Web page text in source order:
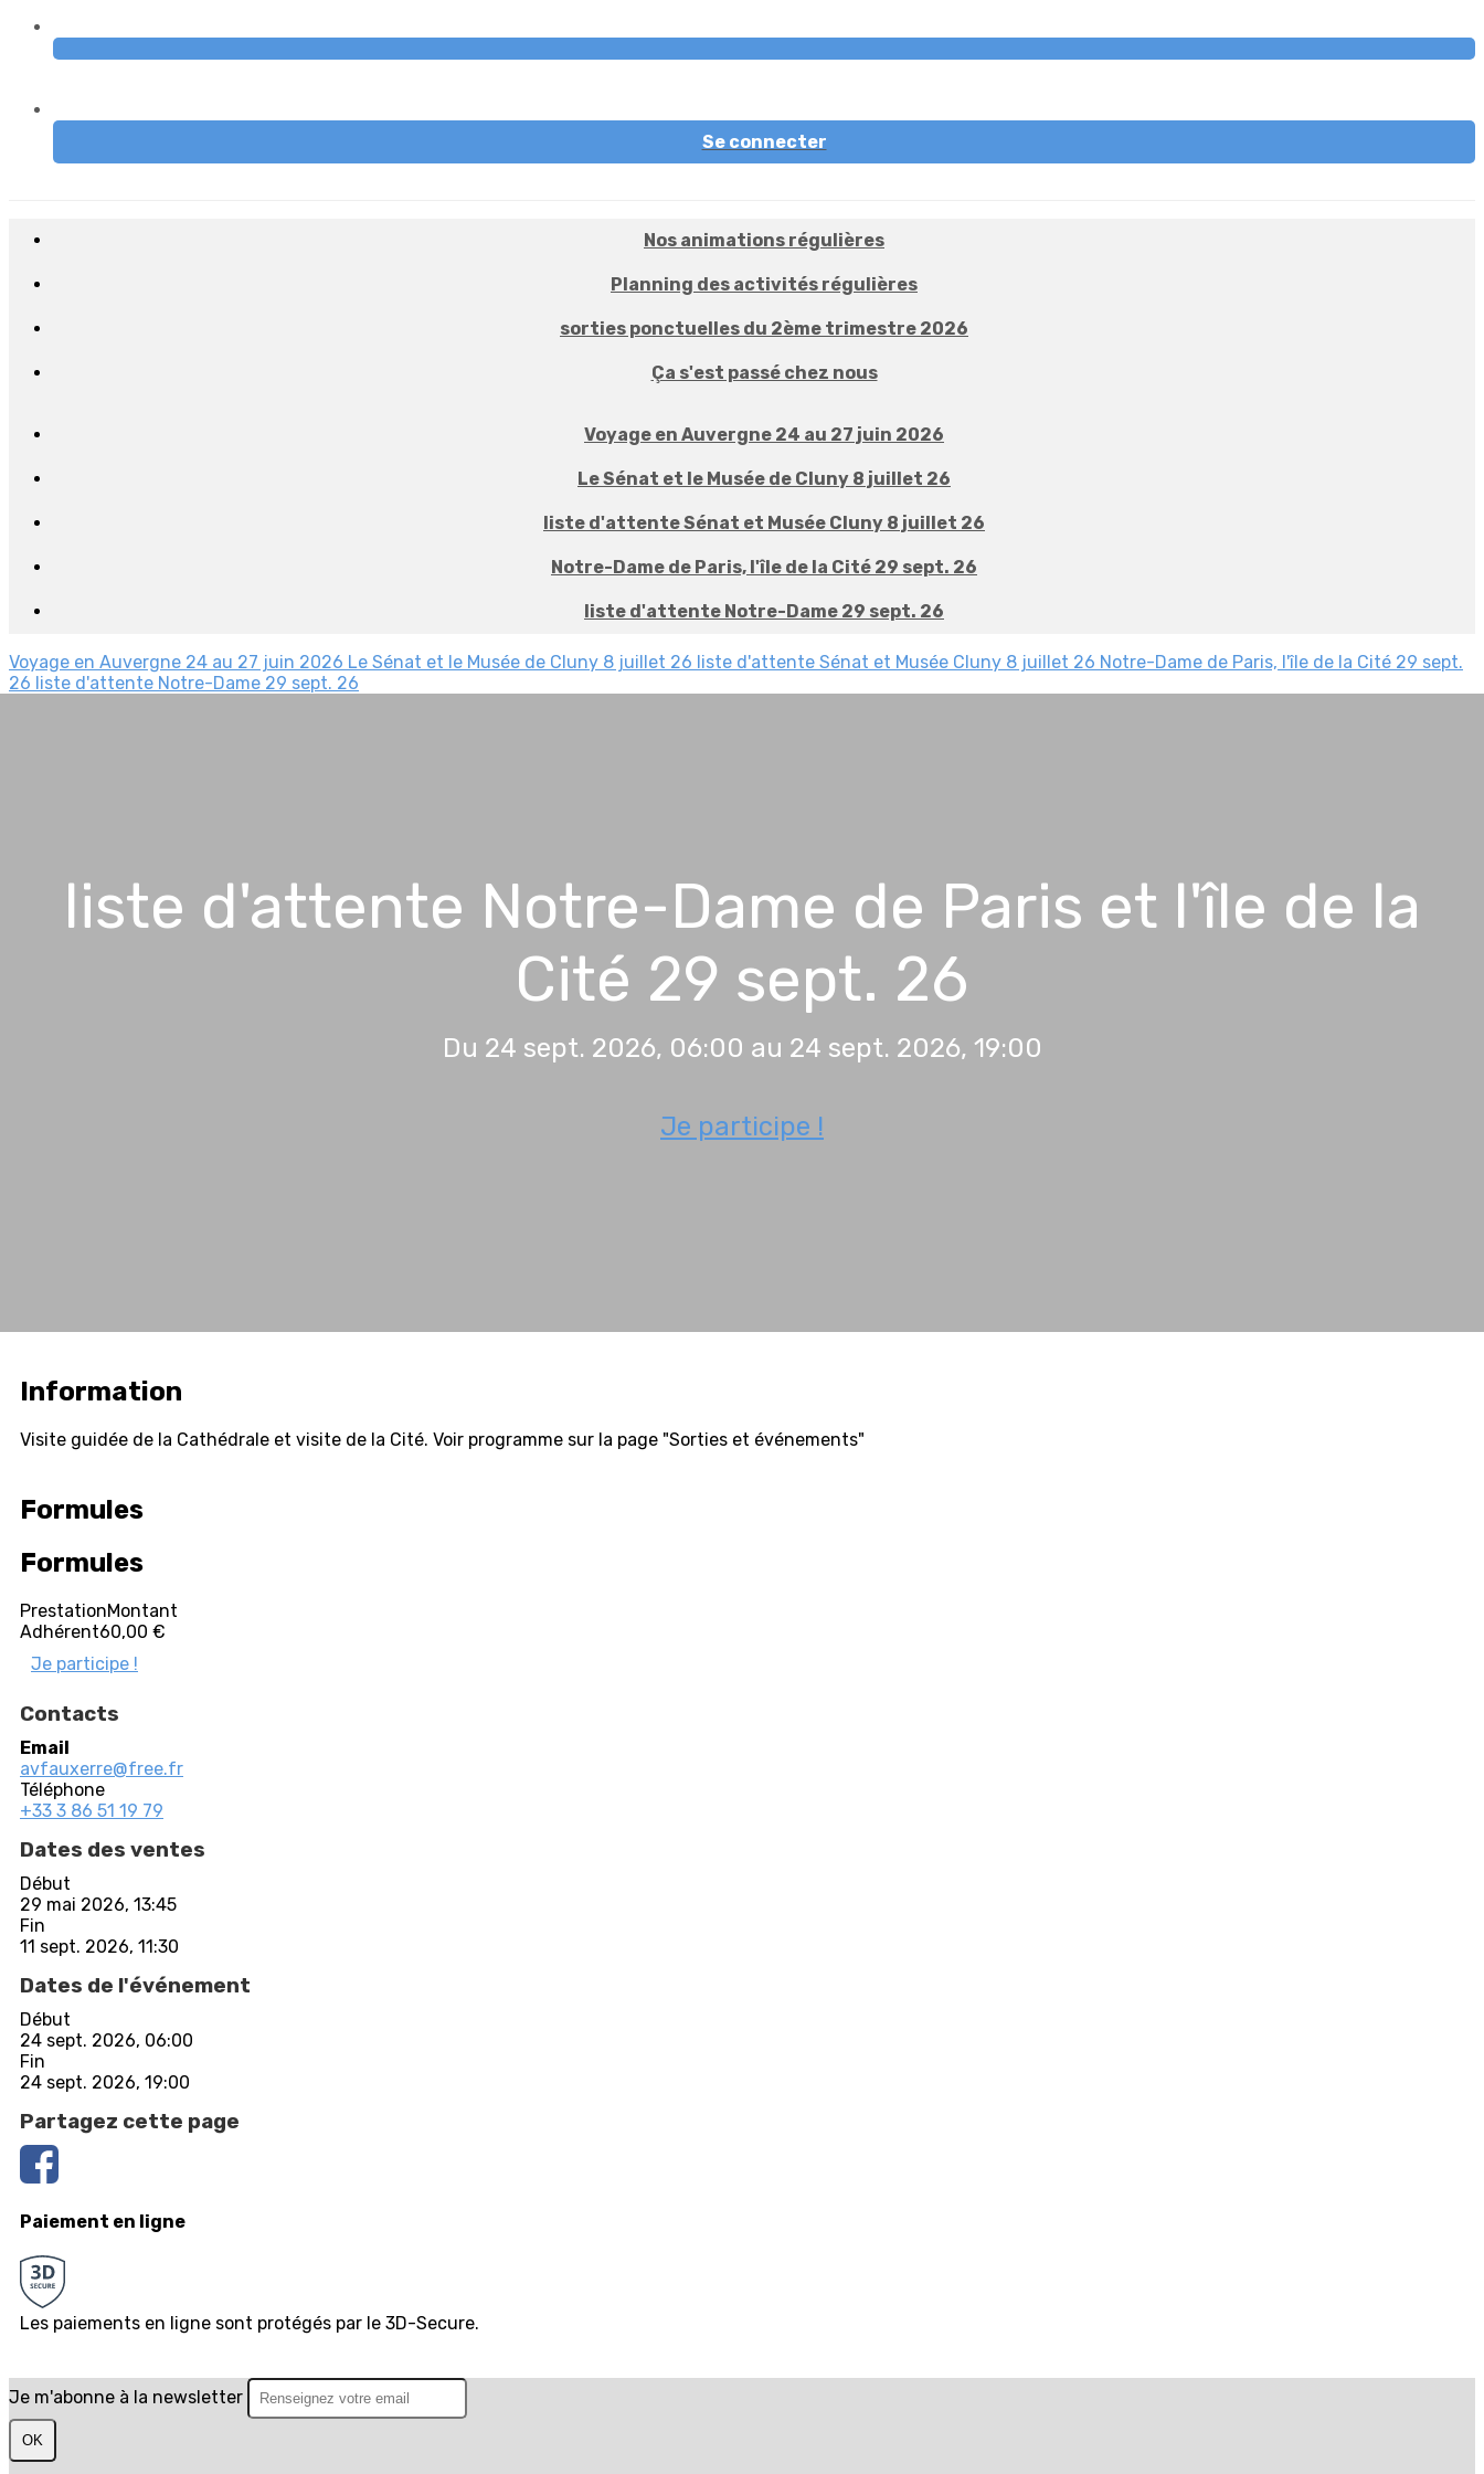
Se connecter
Nos animations régulières
Planning des activités régulières
sorties ponctuelles du 2ème trimestre 2026
Ça s'est passé chez nous
Voyage en Auvergne 24 au 27 juin 2026
Le Sénat et le Musée de Cluny 8 juillet 26
liste d'attente Sénat et Musée Cluny 8 juillet 26
Notre-Dame de Paris, l'île de la Cité 29 sept. 26
liste d'attente Notre-Dame 29 sept. 26
Voyage en Auvergne 24 au 27 juin 2026 Le Sénat et le Musée de Cluny 8 juillet 26 liste d'attente Sénat et Musée Cluny 8 juillet 26 Notre-Dame de Paris, l'île de la Cité 29 sept.
26 liste d'attente Notre-Dame 29 sept. 26
liste d'attente Notre-Dame de Paris et l'île de la
Cité 29 sept. 26
Du 24 sept. 2026, 06:00 au 24 sept. 2026, 19:00
Je participe !
Information
Visite guidée de la Cathédrale et visite de la Cité. Voir programme sur la page "Sorties et événements"
Formules
Formules
PrestationMontant
Adhérent60,00 €
Je participe !
Contacts
Email
avfauxerre@free.fr
Téléphone
+33 3 86 51 19 79
Dates des ventes
Début
29 mai 2026, 13:45
Fin
11 sept. 2026, 11:30
Dates de l'événement
Début
24 sept. 2026, 06:00
Fin
24 sept. 2026, 19:00
Partagez cette page
Paiement en ligne
Les paiements en ligne sont protégés par le 3D-Secure.
Je m'abonne à la newsletter
OK